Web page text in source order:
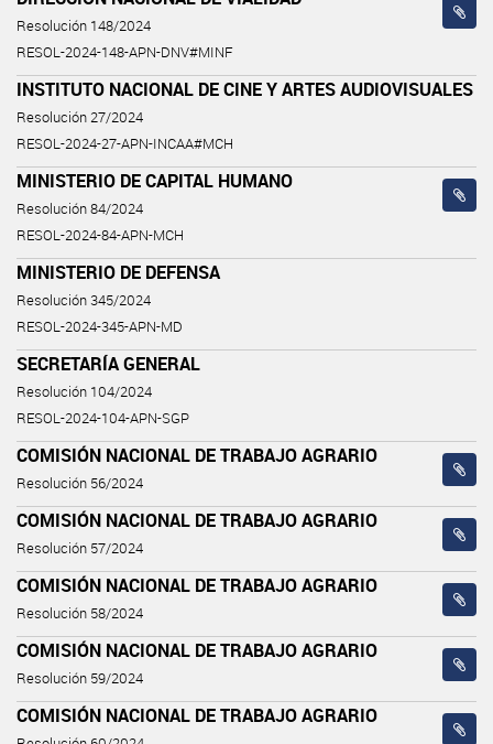
Resolución 148/2024
RESOL-2024-148-APN-DNV#MINF
INSTITUTO NACIONAL DE CINE Y ARTES AUDIOVISUALES
Resolución 27/2024
RESOL-2024-27-APN-INCAA#MCH
MINISTERIO DE CAPITAL HUMANO
Resolución 84/2024
RESOL-2024-84-APN-MCH
MINISTERIO DE DEFENSA
Resolución 345/2024
RESOL-2024-345-APN-MD
SECRETARÍA GENERAL
Resolución 104/2024
RESOL-2024-104-APN-SGP
COMISIÓN NACIONAL DE TRABAJO AGRARIO
Resolución 56/2024
COMISIÓN NACIONAL DE TRABAJO AGRARIO
Resolución 57/2024
COMISIÓN NACIONAL DE TRABAJO AGRARIO
Resolución 58/2024
COMISIÓN NACIONAL DE TRABAJO AGRARIO
Resolución 59/2024
COMISIÓN NACIONAL DE TRABAJO AGRARIO